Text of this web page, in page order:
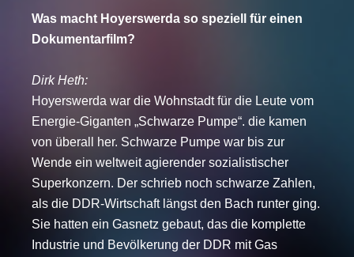
Was macht Hoyerswerda so speziell für einen
Dokumentarfilm?
Dirk Heth:
Hoyerswerda war die Wohnstadt für die Leute vom
Energie-Giganten „Schwarze Pumpe“. die kamen
von überall her. Schwarze Pumpe war bis zur
Wende ein weltweit agierender sozialistischer
Superkonzern. Der schrieb noch schwarze Zahlen,
als die DDR-Wirtschaft längst den Bach runter ging.
Sie hatten ein Gasnetz gebaut, das die komplette
Industrie und Bevölkerung der DDR mit Gas